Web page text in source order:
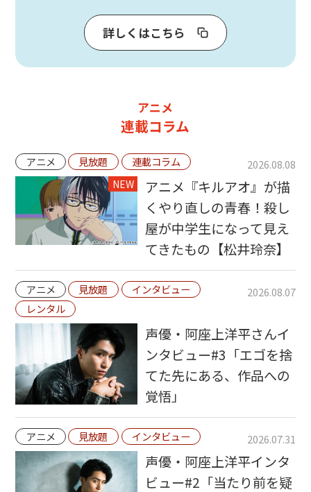
詳しくはこちら
アニメ
連載コラム
アニメ 見放題 連載コラム 2026.08.08
NEW
アニメ『キルアオ』が描
くやり直しの青春！殺し
屋が中学生になって見え
てきたもの【松井玲奈】
アニメ 見放題
インタビュー
レンタル
2026.08.07
声優・阿座上洋平さんイ
ンタビュー#3「エゴを捨
てた先にある、作品への
覚悟」
アニメ 見放題 インタビュー 2026.07.31
声優・阿座上洋平インタ
ビュー#2「当たり前を疑